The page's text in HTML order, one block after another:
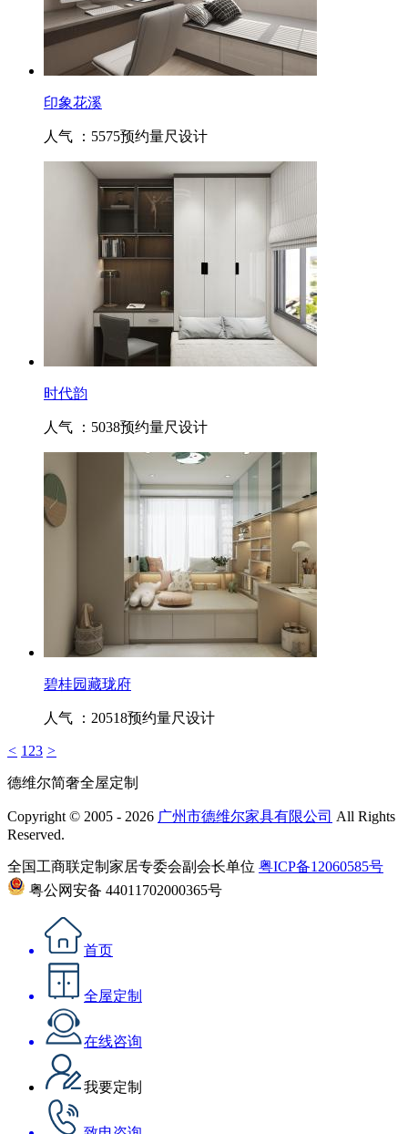
印象花溪
人气 ：5575预约量尺设计
时代韵
人气 ：5038预约量尺设计
碧桂园藏珑府
人气 ：20518预约量尺设计
< 1 23 >
德维尔简奢全屋定制
Copyright © 2005 - 2026 广州市德维尔家具有限公司 All Rights
Reserved.
全国工商联定制家居专委会副会长单位 粤ICP备12060585号
粤公网安备 44011702000365号
首页
全屋定制
在线咨询
我要定制